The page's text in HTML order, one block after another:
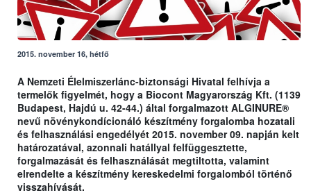
2015. november 16, hétfő
A Nemzeti Élelmiszerlánc-biztonsági Hivatal felhívja a
termelők figyelmét, hogy a Biocont Magyarország Kft. (1139
Budapest, Hajdú u. 42-44.) által forgalmazott ALGINURE®
nevű növénykondícionáló készítmény forgalomba hozatali
és felhasználási engedélyét 2015. november 09. napján kelt
határozatával, azonnali hatállyal felfüggesztette,
forgalmazását és felhasználását megtiltotta, valamint
elrendelte a készítmény kereskedelmi forgalomból történő
visszahívását.